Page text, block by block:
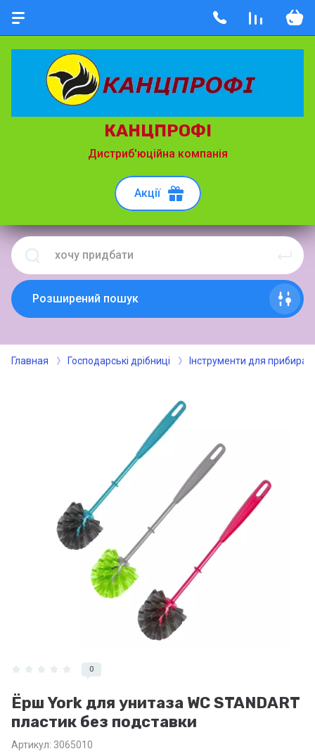
КАНЦПРОФІ
Дистриб'юційна компанія
Акції
Розширений пошук
Главная Господарські дрібниці Інструменти для
0
Ёрш York для унитаза WC STANDART
пластик без подставки
Артикул: 3065010